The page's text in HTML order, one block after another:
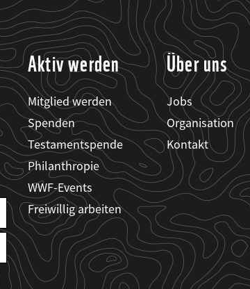
Aktiv werden
Mitglied werden
Spenden
Testamentspende
Philanthropie
WWF-Events
Freiwillig arbeiten
Über uns
Jobs
Organisation
Kontakt